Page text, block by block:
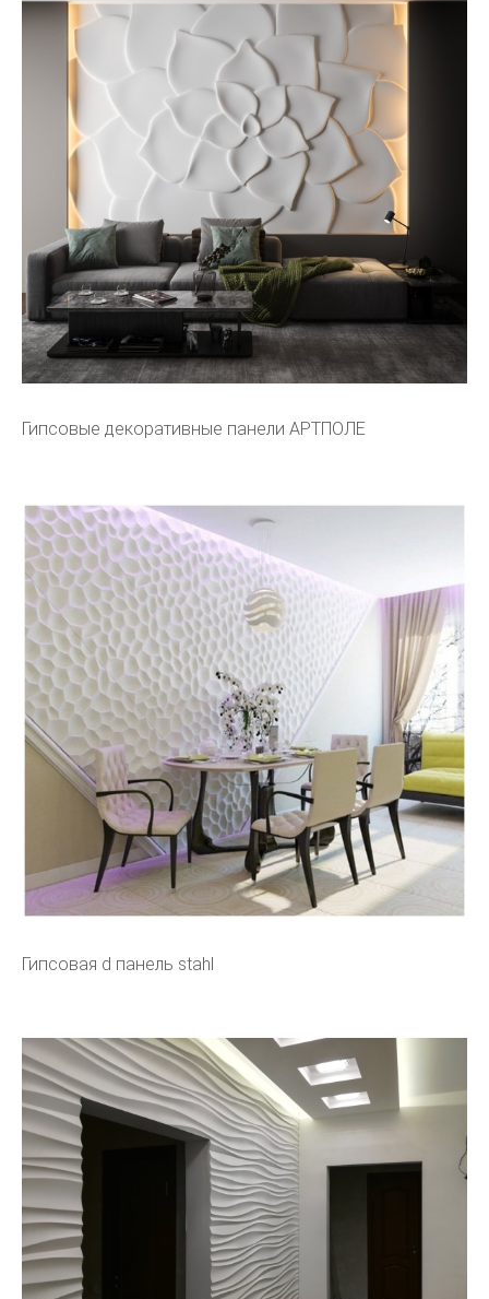
Гипсовые декоративные панели АРТПОЛЕ
Гипсовая d панель stahl